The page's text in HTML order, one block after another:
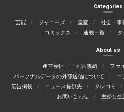
Categories
芸能 ジャニーズ 皇室 社会・事
コミックス
連載一覧 タ
About us
運営会社 利用規約
プラ
パーソナルデータの外部送信について
コ
広告掲載
ニュース提供先 タレコミ
お問い合わせ
主婦と生